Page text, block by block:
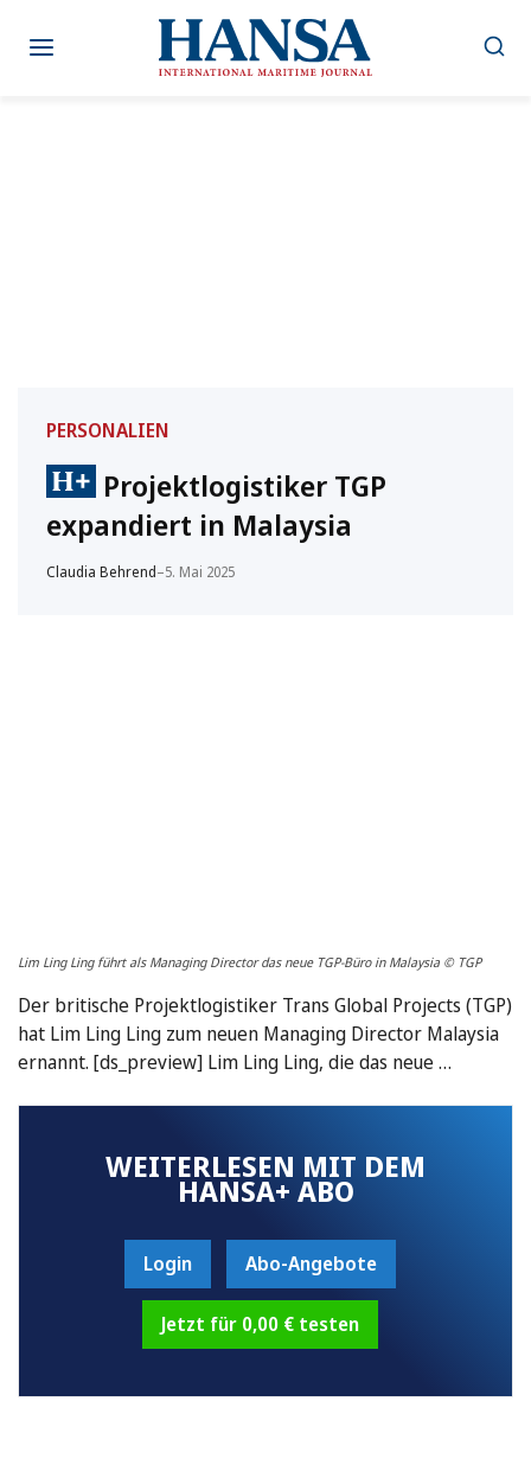
Inhalt
PERSONALIEN
Projektlogistiker TGP
expandiert in Malaysia
Claudia Behrend–5. Mai 2025
Lim Ling Ling führt als Managing Director das neue TGP-Büro in Malaysia © TGP
Der britische Projektlogistiker Trans Global Projects (TGP)
hat Lim Ling Ling zum neuen Managing Director Malaysia
ernannt. [ds_preview] Lim Ling Ling, die das neue …
WEITERLESEN MIT DEM
HANSA+ ABO
Login Abo-Angebote
Jetzt für 0,00 € testen